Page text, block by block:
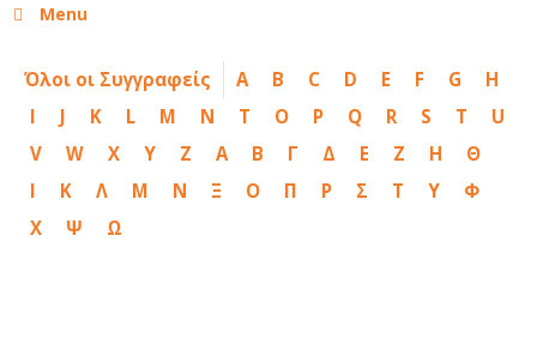
Menu
Όλοι οι Συγγραφείς A B C D E F G
H
I
J K L M N T O P Q R S T
U
V
W X Y Z Α Β Γ Δ Ε Ζ Η
Θ
Ι
Κ Λ Μ Ν Ξ Ο Π Ρ Σ Τ Υ
Φ
Χ
Ψ Ω